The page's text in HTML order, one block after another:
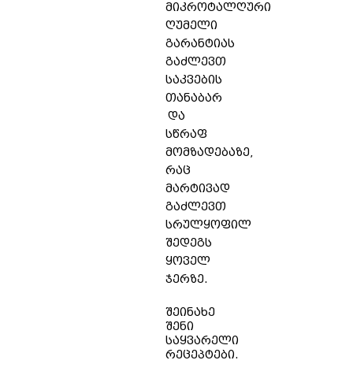
მიკროტალღური
ღუმელი
გარანტიას
გაძლევთ
საკვების
თანაბარ
და
სწრაფ
მომზადებაზე,
რაც
მარტივად
გაძლევთ
სრულყოფილ
შედეგს
ყოველ
ჯერზე.
შეინახე
შენი
საყვარელი
რეცეპტები.